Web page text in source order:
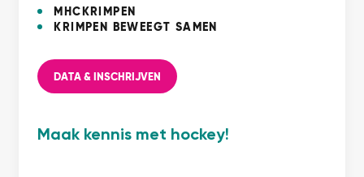
MHCKRIMPEN
KRIMPEN BEWEEGT SAMEN
DATA & INSCHRIJVEN
Maak kennis met hockey!